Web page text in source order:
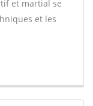
et martial se
et les